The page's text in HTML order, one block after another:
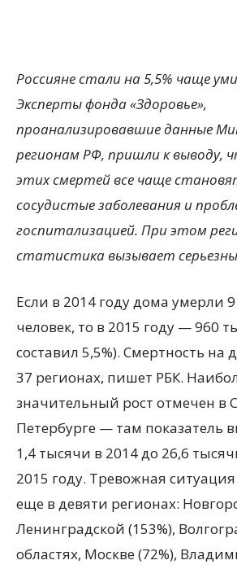
Россияне стали на 5,5% чаще
Эксперты фонда «Здоровье»,
проанализировавшие данные
регионам РФ, пришли к выводу,
этих смертей все чаще
сосудистые заболевания и
госпитализацией. При этом
статистика вызывает
Если в 2014 году дома умерли
человек, то в 2015 году — 960
составил 5,5%). Смертность на
37 регионах, пишет РБК.
значительный рост отмечен в
Петербурге — там показатель
1,4 тысячи в 2014 до 26,6
2015 году. Тревожная
еще в девяти регионах:
Ленинградской (153%),
областях, Москве (72%),